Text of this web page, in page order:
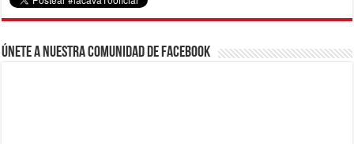
Únete a nuestra comunidad de Facebook